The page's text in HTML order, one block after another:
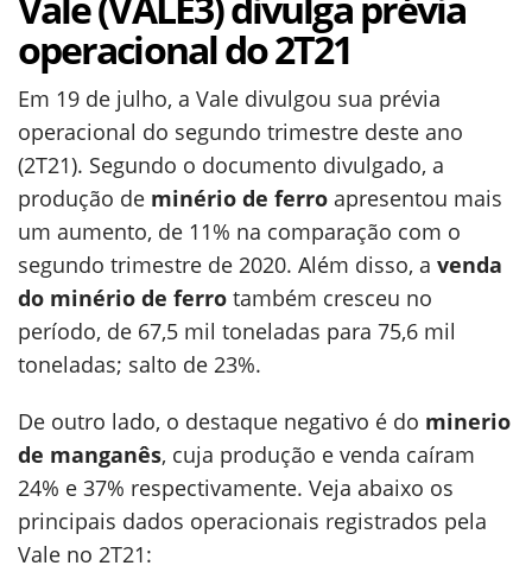
operacional do 2T21
Em 19 de julho, a Vale divulgou sua prévia
operacional do segundo trimestre deste ano
(2T21). Segundo o documento divulgado, a
produção de minério de ferro apresentou mais
um aumento, de 11% na comparação com o
segundo trimestre de 2020. Além disso, a venda
do minério de ferro também cresceu no
período, de 67,5 mil toneladas para 75,6 mil
toneladas; salto de 23%.
De outro lado, o destaque negativo é do minerio
de manganês, cuja produção e venda caíram
24% e 37% respectivamente. Veja abaixo os
principais dados operacionais registrados pela
Vale no 2T21: